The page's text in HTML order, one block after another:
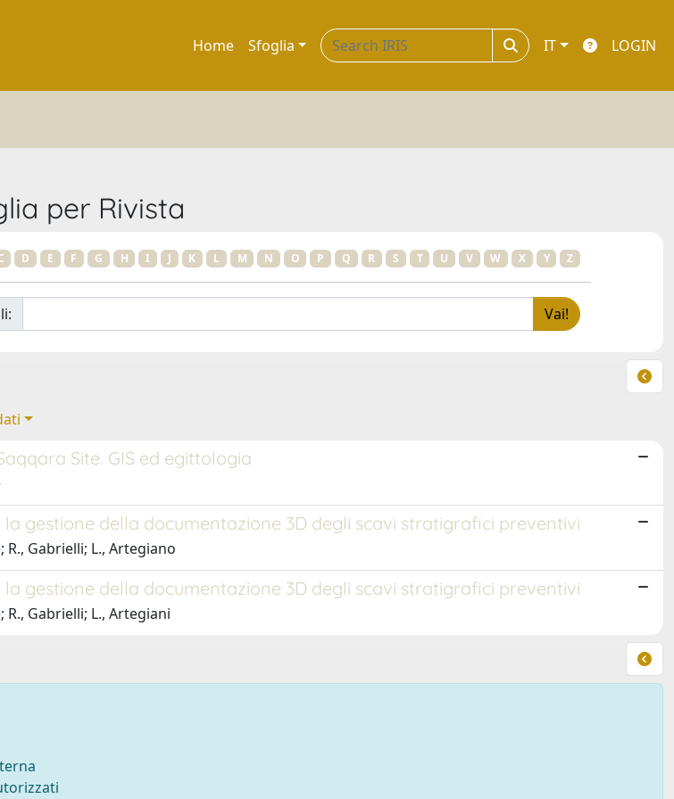
Home Sfoglia IT LOGIN
per Rivista
D E F G H I J K L M N O P Q R S T U V W X Y Z
Site. GIS ed egittologia
la gestione della documentazione 3D degli scavi stratigrafici preventivi
R., Gabrielli; L., Artegiano
la gestione della documentazione 3D degli scavi stratigrafici preventivi
R., Gabrielli; L., Artegiani